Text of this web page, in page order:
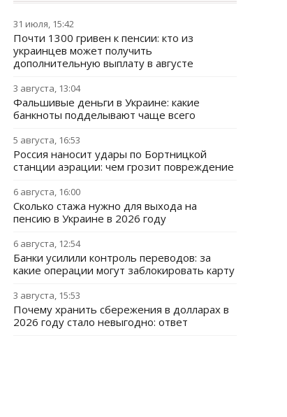
31 июля, 15:42
Почти 1300 гривен к пенсии: кто из
украинцев может получить
дополнительную выплату в августе
3 августа, 13:04
Фальшивые деньги в Украине: какие
банкноты подделывают чаще всего
5 августа, 16:53
Россия наносит удары по Бортницкой
станции аэрации: чем грозит повреждение
6 августа, 16:00
Сколько стажа нужно для выхода на
пенсию в Украине в 2026 году
6 августа, 12:54
Банки усилили контроль переводов: за
какие операции могут заблокировать карту
3 августа, 15:53
Почему хранить сбережения в долларах в
2026 году стало невыгодно: ответ